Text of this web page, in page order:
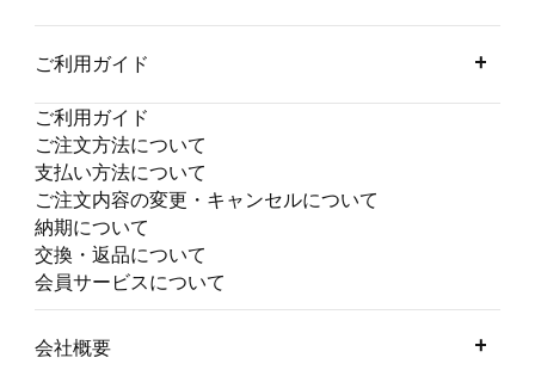
ご利用ガイド
ご利用ガイド
ご注文方法について
支払い方法について
ご注文内容の変更・キャンセルについて
納期について
交換・返品について
会員サービスについて
会社概要